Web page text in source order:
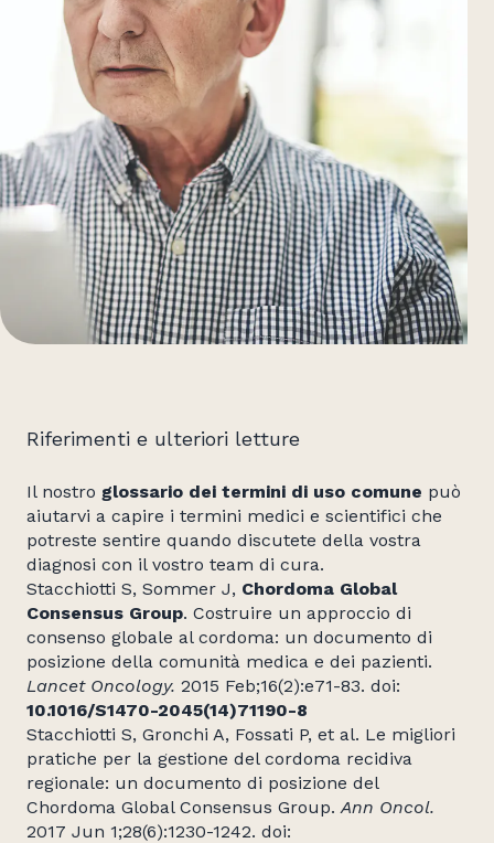
Riferimenti e ulteriori letture
Il nostro glossario dei termini di uso comune può
aiutarvi a capire i termini medici e scientifici che
potreste sentire quando discutete della vostra
diagnosi con il vostro team di cura.
Stacchiotti S, Sommer J, Chordoma Global
Consensus Group. Costruire un approccio di
consenso globale al cordoma: un documento di
posizione della comunità medica e dei pazienti.
Lancet Oncology. 2015 Feb;16(2):e71-83. doi:
10.1016/S1470-2045(14)71190-8
Stacchiotti S, Gronchi A, Fossati P, et al. Le migliori
pratiche per la gestione del cordoma recidiva
regionale: un documento di posizione del
Chordoma Global Consensus Group.Ann Oncol.
2017 Jun 1;28(6):1230-1242. doi: